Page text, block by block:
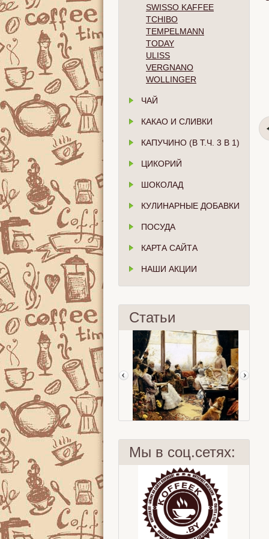
SWISSO KAFFEE
TCHIBO
TEMPELMANN
TODAY
ULISS
VERGNANO
WOLLINGER
ЧАЙ
КАКАО И СЛИВКИ
КАПУЧИНО (В Т.Ч. 3 В 1)
ЦИКОРИЙ
ШОКОЛАД
КУЛИНАРНЫЕ ДОБАВКИ
ПОСУДА
КАРТА САЙТА
НАШИ АКЦИИ
Статьи
Five o'clock tea
Мы в соц.сетях: